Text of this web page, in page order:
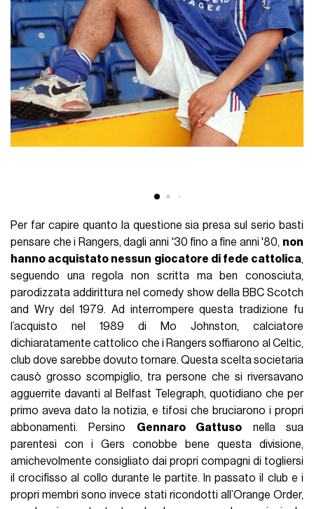
Per far capire quanto la questione sia presa sul serio basti
pensare che i Rangers, dagli anni '30 fino a fine anni '80, non
hanno acquistato nessun giocatore di fede cattolica,
seguendo una regola non scritta ma ben conosciuta,
parodizzata addirittura nel comedy show della BBC Scotch
and Wry del 1979. Ad interrompere questa tradizione fu
l’acquisto nel 1989 di Mo Johnston, calciatore
dichiaratamente cattolico che i Rangers soffiarono al Celtic,
club dove sarebbe dovuto tornare. Questa scelta societaria
causò grosso scompiglio, tra persone che si riversavano
agguerrite davanti al Belfast Telegraph, quotidiano che per
primo aveva dato la notizia, e tifosi che bruciarono i propri
abbonamenti. Persino Gennaro Gattuso nella sua
parentesi con i Gers conobbe bene questa divisione,
amichevolmente consigliato dai propri compagni di togliersi
il crocifisso al collo durante le partite. In passato il club e i
propri membri sono invece stati ricondotti all’Orange Order,